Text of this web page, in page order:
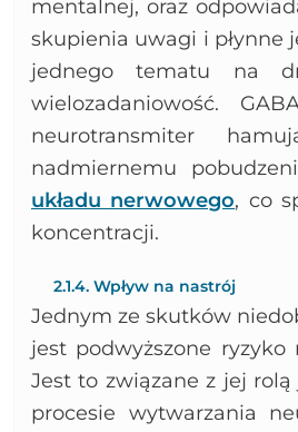
mentalnej, oraz
skupienia uwagi i płynne
jednego tematu na
wielozadaniowość.
neurotransmiter
nadmiernemu
układu nerwowego, co
koncentracji.
2.1.4. Wpływ na nastrój
Jednym ze skutków
jest podwyższone ryzyko
Jest to związane z jej
procesie wytwarzania